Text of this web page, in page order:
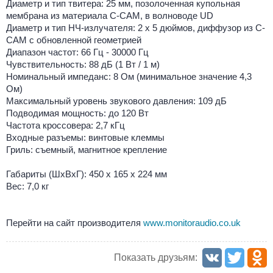
Диаметр и тип твитера: 25 мм, позолоченная купольная
мембрана из материала C-CAM, в волноводе UD
Диаметр и тип НЧ-излучателя: 2 х 5 дюймов, диффузор из C-
CAM с обновленной геометрией
Диапазон частот: 66 Гц - 30000 Гц
Чувствительность: 88 дБ (1 Вт / 1 м)
Номинальный импеданс: 8 Ом (минимальное значение 4,3
Ом)
Максимальный уровень звукового давления: 109 дБ
Подводимая мощность: до 120 Вт
Частота кроссовера: 2,7 кГц
Входные разъемы: винтовые клеммы
Гриль: съемный, магнитное крепление
Габариты (ШхВхГ): 450 x 165 x 224 мм
Вес: 7,0 кг
Перейти на сайт производителя www.monitoraudio.co.uk
Показать друзьям: